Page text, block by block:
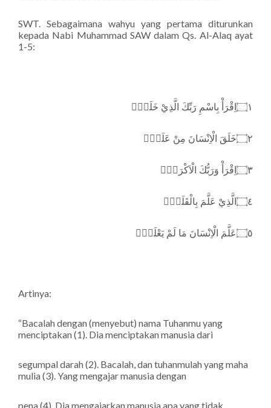
SWT. Sebagaimana wahyu yang pertama diturunkan
kepada Nabi Muhammad SAW dalam Qs. Al-Alaq ayat
1-5:
اِقْرَأْ بِاسْمِ رَبِّكَ الَّذِيْ خَلَقَۚ ۝١
خَلَقَ الْاِنْسَانَ مِنْ عَلَقٍۚ۝٢
اِقْرَأْ وَرَبُّكَ الْاَكْرَمُۙ ۝٣
الَّذِيْ عَلَّمَ بِالْقَلَمِۙ ۝٤
عَلَّمَ الْاِنْسَانَ مَا لَمْ يَعْلَمْۗ۝٥
Artinya:
“Bacalah dengan (menyebut) nama Tuhanmu yang
menciptakan (1). Dia menciptakan manusia dari
segumpal darah (2). Bacalah, dan tuhanmulah yang maha
mulia (3). Yang mengajar manusia dengan
pena (4). Dia mengajarkan manusia apa yang tidak